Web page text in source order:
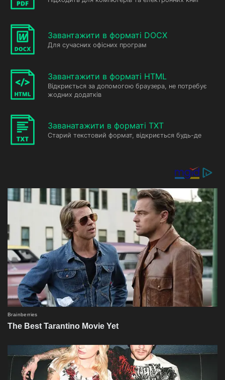
Завантажити в форматі DOCX
Для сучасних офісних програм
Завантажити в форматі HTML
Відкриється за допомогою браузера, не потребує
жодних додатків
Заванатажити в форматі TXT
Старий текстовий формат, відкриється будь-де